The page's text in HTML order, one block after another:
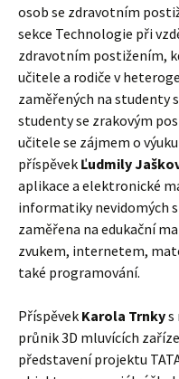
osob se zdravotním
sekce Technologie při
zdravotním postižením,
učitele a rodiče v
zaměřených na studenty
studenty se zrakovým
učitele se zájmem o
příspěvek Ľudmily
aplikace a elektronické
informatiky nevidomých
zaměřena na edukační
zvukem, internetem,
také programování.
Příspěvek Karola Trnkys
průnik 3D mluvících
představení projektu